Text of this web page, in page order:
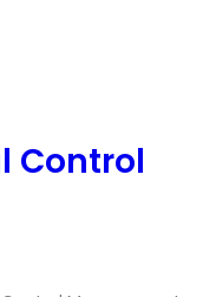
Control